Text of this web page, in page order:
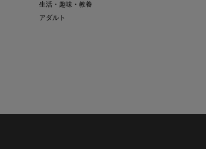
生活・趣味・教養
アダルト